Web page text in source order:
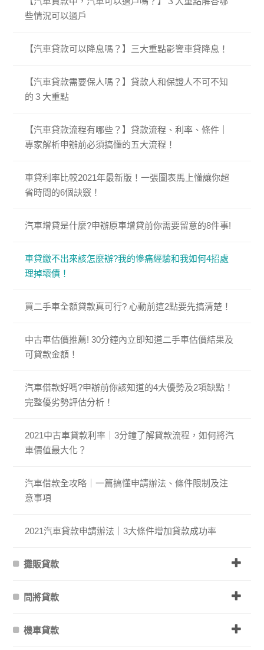
些情況可以過戶
【汽車貸款可以降息嗎？】三大重點影響車貸降息！
【汽車貸款需要保人嗎？】貸款人和保證人不可不知
的３大重點
【汽車貸款流程有哪些？】貸款流程、利率、條件｜
專家解析申辦前必須搞懂的五大流程！
車貸利率比較2021年最新版！一張圖表馬上懂讓你超
省時間的6個訣竅！
汽車增貸是什麼?申辦原車增貸前你需要留意的8件事!
車貸繳不出來該怎麼辦?我的慘痛經驗和我如何4招處
理掉壞債！
買二手車全額貸款真可行? 心動前這2點要先搞清楚！
中古車估價推薦! 30分鐘內立即知道二手車估價結果及
可貸款金額！
汽車借款好嗎?申辦前你該知道的4大優勢及2項缺點！
完整優劣勢評估分析！
2021中古車貸款利率｜3分鐘了解貸款流程，如何將汽
車價值最大化？
汽車借款全攻略｜一篇搞懂申請辦法、條件限制及注
意事項
2021汽車貸款申請辦法｜3大條件增加貸款成功率
攤販貸款
問將貸款
機車貸款